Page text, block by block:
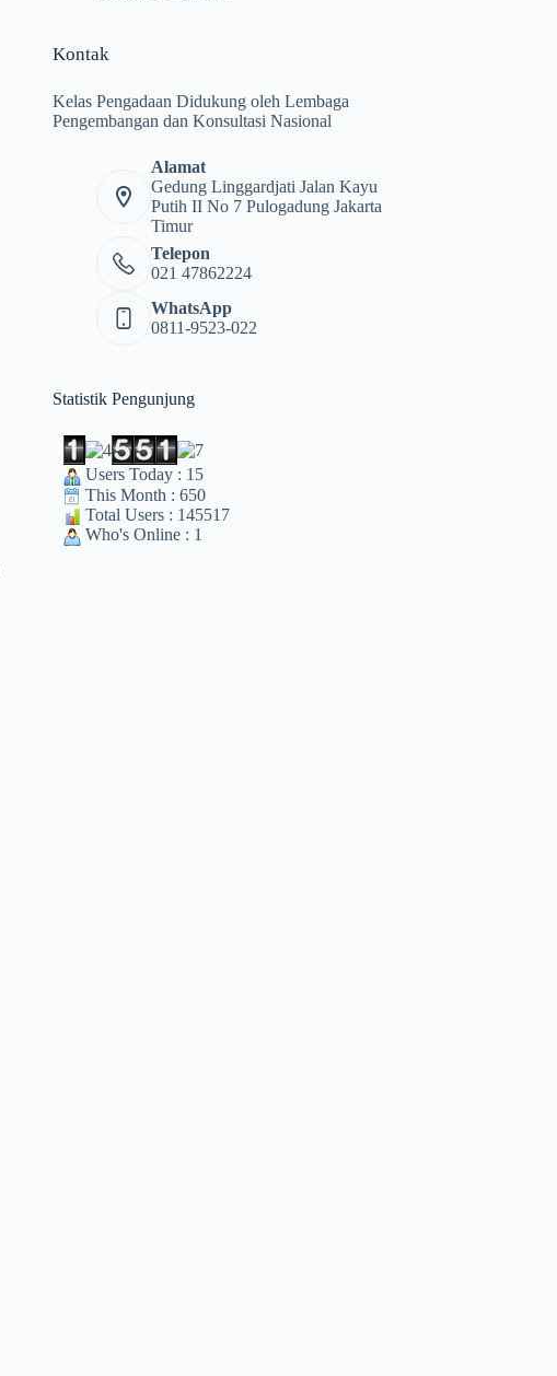
Kontak
Kelas Pengadaan Didukung oleh Lembaga
Pengembangan dan Konsultasi Nasional
Alamat
Gedung Linggardjati Jalan Kayu
Putih II No 7 Pulogadung Jakarta
Timur
Telepon
021 47862224
WhatsApp
0811-9523-022
Statistik Pengunjung
Users Today : 15
This Month : 650
Total Users : 145517
Who's Online : 1